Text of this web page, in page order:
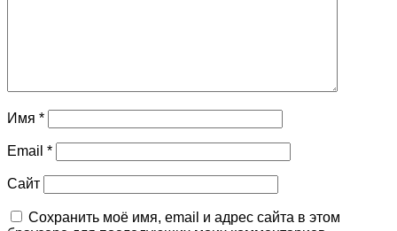
Имя *
Email *
Сайт
Сохранить моё имя, email и адрес сайта в этом